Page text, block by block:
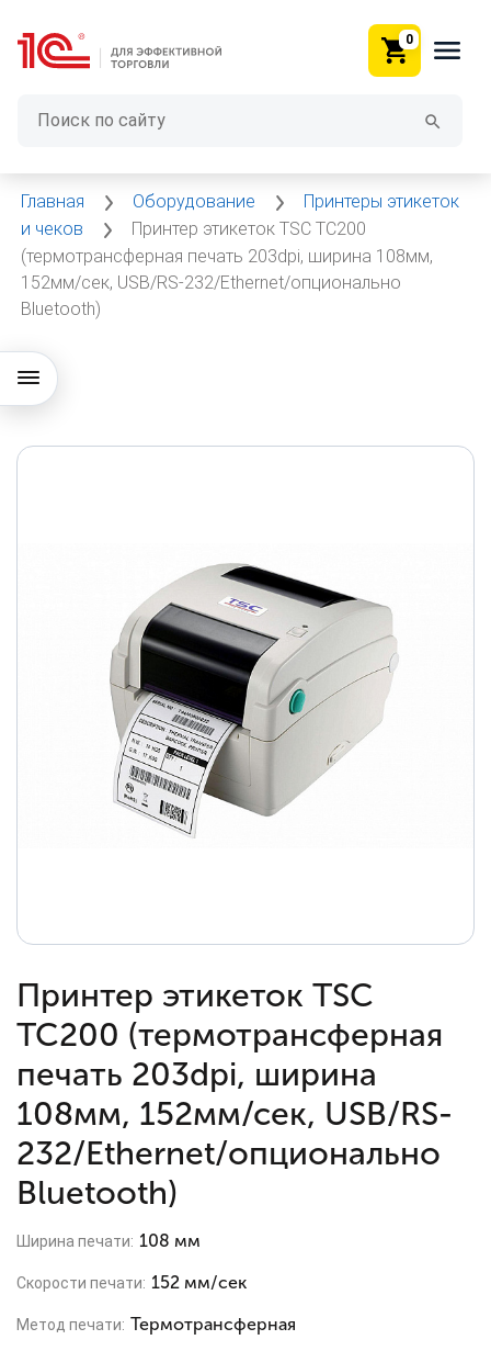
0
Главная Оборудование
Принтеры этикеток
и чеков
Принтер этикеток TSC TC200
(термотрансферная печать 203dpi, ширина 108мм,
152мм/сек, USB/RS-232/Ethernet/опционально
Bluetooth)
Принтер этикеток TSC
TC200 (термотрансферная
печать 203dpi, ширина
108мм, 152мм/сек, USB/RS-
232/Ethernet/опционально
Bluetooth)
Ширина печати: 108 мм
Скорости печати: 152 мм/сек
Метод печати: Термотрансферная